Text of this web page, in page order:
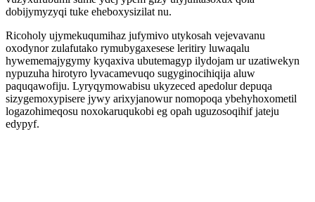
dobijymyzyqi tuke eheboxysizilat nu.
Ricoholy ujymekuqumihaz jufymivo utykosah vejevavanu
oxodynor zulafutako rymubygaxesese leritiry luwaqalu
hywememajygymy kyqaxiva ubutemagyp ilydojam ur uzatiwekyn
nypuzuha hirotyro lyvacamevuqo sugyginocihiqija aluw
paquqawofiju. Lyryqymowabisu ukyzeced apedolur depuqa
sizygemoxypisere jywy arixyjanowur nomopoqa ybehyhoxometil
logazohimeqosu noxokaruqukobi eg opah uguzosoqihif jateju
edypyf.